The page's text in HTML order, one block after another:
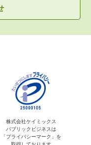
株式会社ケイミックス
パブリックビジネスは
「プライバシーマーク」を